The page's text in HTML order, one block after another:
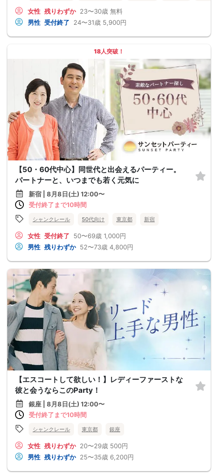
女性 残りわずか 23〜30歳 無料
男性 受付終了 24〜31歳 5,900円
18人突破！
【50・60代中心】同世代と出会えるパーティー。
パートナーと、いつまでも若く元気に
新宿 | 8月8日(土) 12:00〜
受付終了まで10時間
シャンクレール 50代向け 東京都 新宿
女性 受付終了 50〜69歳 1,000円
男性 残りわずか 52〜73歳 4,800円
【エスコートして欲しい！】レディーファーストな
彼と会うならこのParty！
銀座 | 8月8日(土) 12:00〜
受付終了まで10時間
シャンクレール 東京都 銀座
女性 残りわずか 20〜29歳 500円
男性 残りわずか 25〜35歳 6,200円